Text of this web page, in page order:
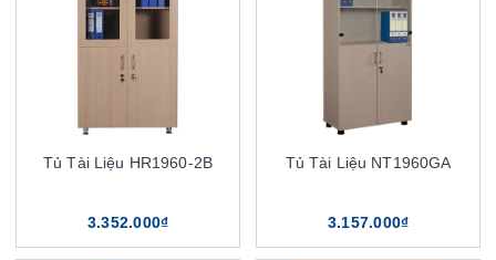
Tủ Tài Liệu HR1960-2B
3.352.000₫
Tủ Tài Liệu NT1960GA
3.157.000₫